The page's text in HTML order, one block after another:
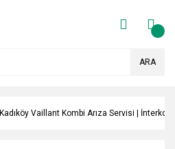
ARA
Kadıköy Vaillant Kombi Arıza Servisi |